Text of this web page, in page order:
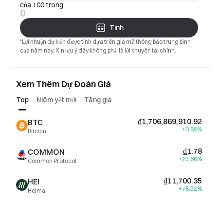
của 100 trong
0
Tính
*Lợi nhuận dự kiến được tính dựa trên giá mã thông báo trung bình
của năm nay. Xin lưu ý đây không phải là lời khuyên tài chính.
Xem Thêm Dự Đoán Giá
Top Niêm yết mới Tăng giá
BTC
Bitcoin
₫1,706,869,910.92
+0.85%
COMMON
Common Protocol
₫1.78
+23.66%
HEI
Heima
₫11,700.35
+78.32%